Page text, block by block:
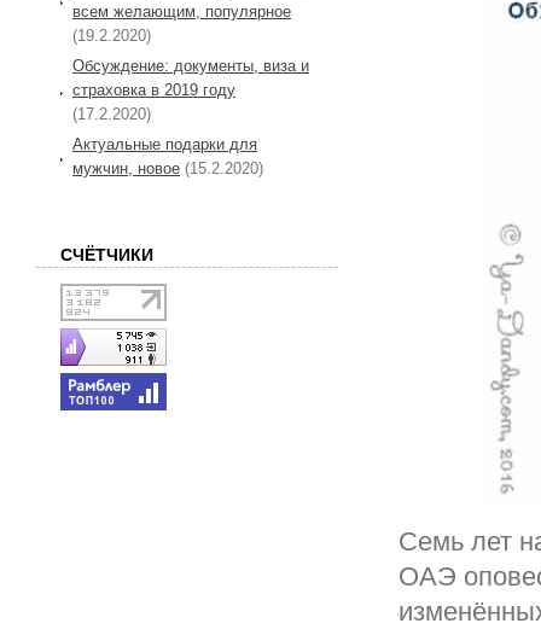
Семь лет
ОАЭ
всем желающим, популярное
(19.2.2020)
Обсуждение: документы, виза и
страховка в 2019 году
(17.2.2020)
Актуальные подарки для
мужчин, новое (15.2.2020)
СЧЁТЧИКИ